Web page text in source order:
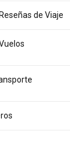
Reseñas de Viaje